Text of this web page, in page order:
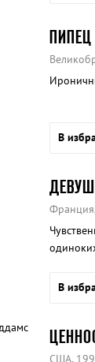
ПИПЕЦ
В
В
США,